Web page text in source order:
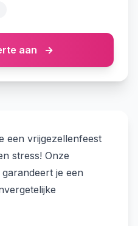
aan →
een vrijgezellenfeest
stress! Onze
je een